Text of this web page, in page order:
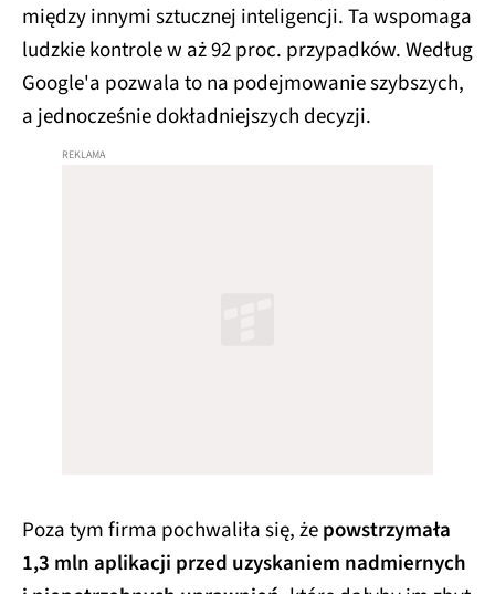
między innymi sztucznej inteligencji. Ta wspomaga
ludzkie kontrole w aż 92 proc. przypadków. Według
Google'a pozwala to na podejmowanie szybszych,
a jednocześnie dokładniejszych decyzji.
Poza tym firma pochwaliła się, żepowstrzymała
1,3 mln aplikacji przed uzyskaniem nadmiernych